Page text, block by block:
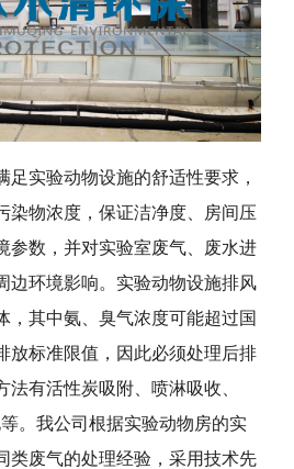
足实验动物设施的舒适性要求，
染物浓度，保证洁净度、房间压
参数，并对实验室废气、废水进
边环境影响。实验动物设施排风
，其中氨、臭气浓度可能超过国
放标准限值，因此必须处理后排
法有活性炭吸附、喷淋吸收、
。我公司根据实验动物房的实
类废气的处理经验，采用技术先